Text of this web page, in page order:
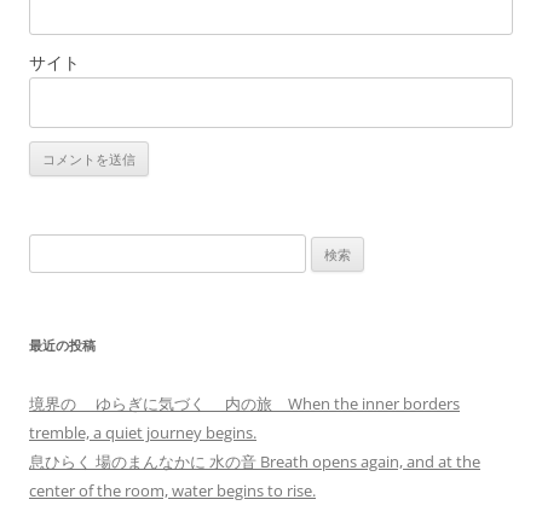
サイト
索:
最近の投稿
境界の ゆらぎに気づく 内の旅 When the inner borders
tremble, a quiet journey begins.
息ひらく 場のまんなかに 水の音 Breath opens again, and at the
center of the room, water begins to rise.